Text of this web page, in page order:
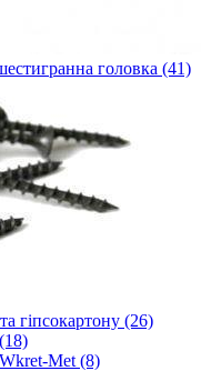
головка (41)
гіпсокартону (26)
Met (8)